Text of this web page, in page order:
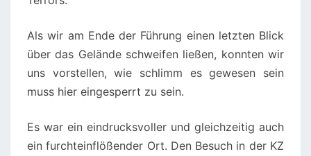
Als wir am Ende der Führung einen letzten Blick
über das Gelände schweifen ließen, konnten wir
uns vorstellen, wie schlimm es gewesen sein
muss hier eingesperrt zu sein.
Es war ein eindrucksvoller und gleichzeitig auch
ein furchteinflößender Ort. Den Besuch in der KZ